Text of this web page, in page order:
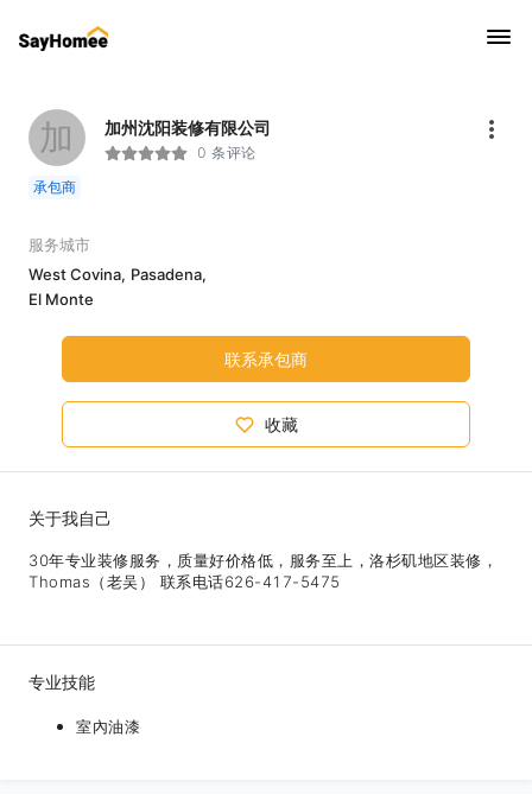
加 加州沈阳装修有限公司
0 条评论
承包商
服务城市
West Covina, Pasadena,
El Monte
联系承包商
收藏
关于我自己
30年专业装修服务，质量好价格低，服务至上，洛杉矶地区装修，
Thomas（老吴） 联系电话626-417-5475
专业技能
室內油漆